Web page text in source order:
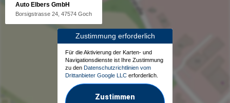
Auto Elbers GmbH
Borsigstrasse 24, 47574 Goch
Zustimmung erforderlich
Für die Aktivierung der Karten- und
Navigationsdienste ist Ihre Zustimmung
zu den Datenschutzrichtlinien vom
Drittanbieter Google LLC erforderlich.
Zustimmen